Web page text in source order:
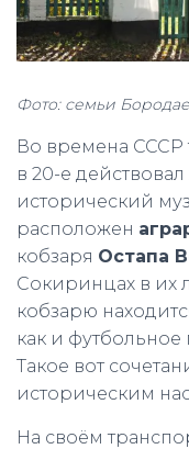
Фото: семьи
Во времена СССР
в 20-е
исторический
расположен
кобзаря Остапа
Сокиринцах в их
кобзарю
как и футбольное
Такое вот
историческим
На своём